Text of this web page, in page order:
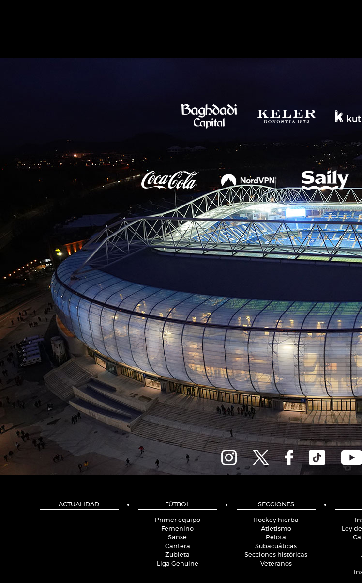
ACTUALIDAD FÚTBOL
Primer equipo
Femenino
Sanse
Cantera
Zubieta
Liga Genuine
SECCIONES
Hockey hierba
Atletismo
Pelota
Subacuáticas
Secciones históricas
Veteranos
Ley